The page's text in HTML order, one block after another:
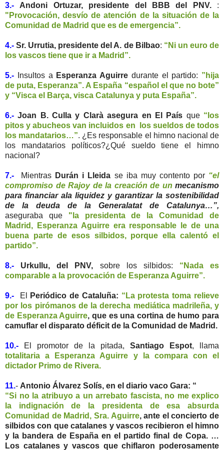
3.- Andoni Ortuzar, presidente del BBB del PNV.:
"Provocación, desvío de atención de la situación de la
Comunidad de Madrid que es de emergencia”.
4.-Sr. Urrutia, presidente del A. de Bilbao: “Ni un euro de
los vascos tiene que ir a Madrid”.
5.- Insultos a Esperanza Aguirre durante el partido: ”hija
de puta, Esperanza”. A España “español el que no bote”
y “Visca el Barça, visca Catalunya y puta España”.
6.-Joan B. Culla y Clarà asegura en El País que “los
pitos y abucheos van incluidos en los sueldos de todos
los mandatarios…”. ¿Es responsable el himno nacional de
los mandatarios políticos?¿Qué sueldo tiene el himno
nacional?
7.- Mientras Durán i Lleida se iba muy contento por “el
compromiso de Rajoy de la creación de un mecanismo
para financiar ala liquidez y garantizar la sostenibilidad
de la deuda de la Generalatat de Catalunya…”,
aseguraba que "la presidenta de la Comunidad de
Madrid, Esperanza Aguirre era responsable le de una
buena parte de esos silbidos, porque ella calentó el
partido”.
8.- Urkullu, del PNV, sobre los silbidos: “Nada es
comparable a la provocación de Esperanza Aguirre”.
9.- El Periódico de Cataluña: “La protesta toma relieve
por los pirómanos de la derecha mediática madrileña, y
de Esperanza Aguirre, que es una cortina de humo para
camuflar el disparato déficit de la Comunidad de Madrid.
10.- El promotor de la pitada, Santiago Espot, llama
totalitaria a Esperanza Aguirre y la compara con el
dictador Primo de Rivera.
11.- Antonio Álvarez Solís, en el diario vaco Gara: “
“Si no la atribuyo a un arrebato fascista, no me explico
la indignación de la presidenta de esa absurda
Comunidad de Madrid, Sra. Aguirre, ante el concierto de
silbidos con que catalanes y vascos recibieron el himno
y la bandera de España en el partido final de Copa. …
Los catalanes y vascos que chiflaron poderosamente